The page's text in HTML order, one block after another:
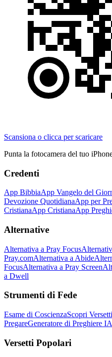
Scansiona o clicca per scaricare
Punta la fotocamera del tuo
Credenti
App BibbiaApp Vangelo del
Devozione QuotidianaApp per
CristianaApp CristianaApp
Alternative
Alternativa a Pray Focus
Pray.comAlternativa a Abide
FocusAlternativa a Pray Screen
a Dwell
Strumenti di Fede
Esame di CoscienzaScopri
PregareGeneratore di Preghiere IA
Versetti Popolari